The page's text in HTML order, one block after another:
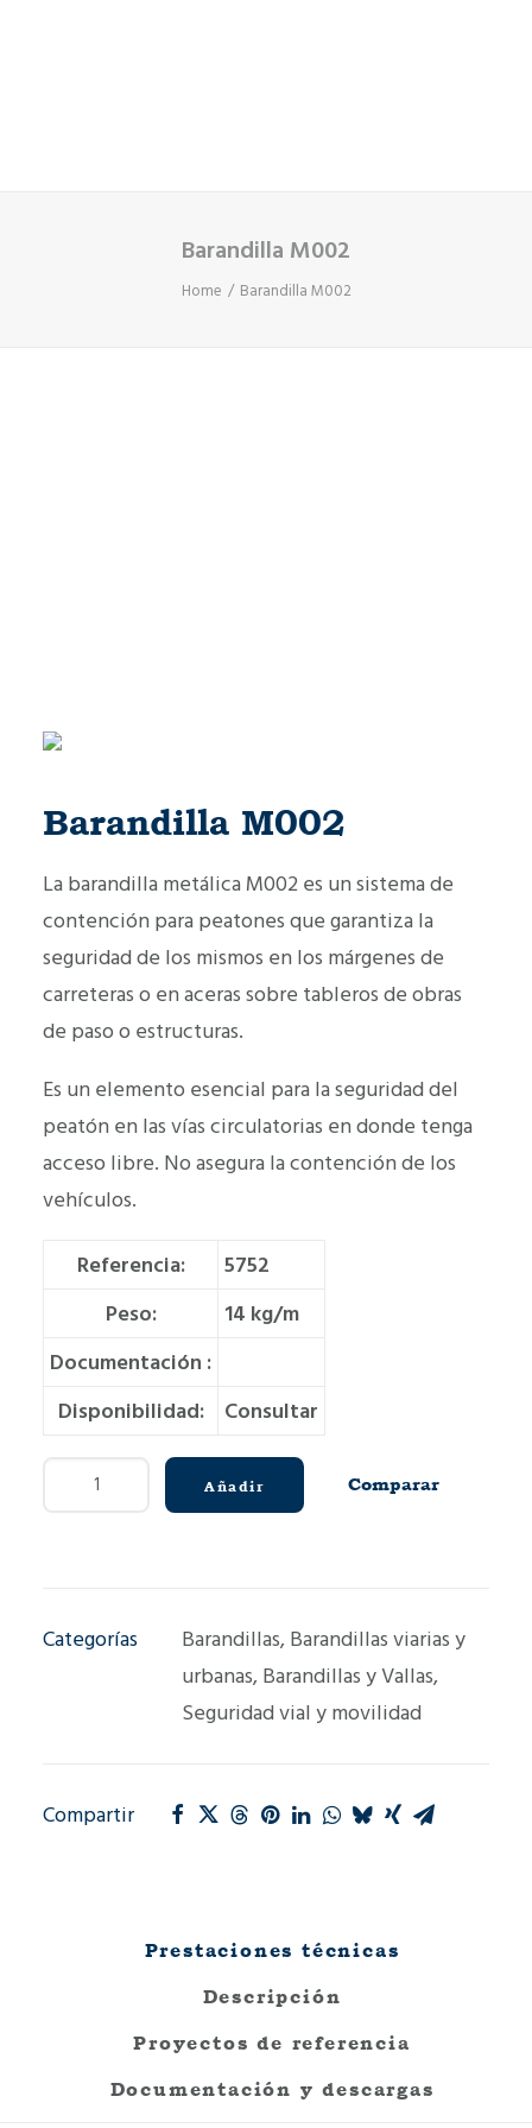
Barandilla M002
Home Barandilla M002
Barandilla M002
La barandilla metálica M002 es un sistema de
contención para peatones que garantiza la
seguridad de los mismos en los márgenes de
carreteras o en aceras sobre tableros de obras
de paso o estructuras.
Es un elemento esencial para la seguridad del
peatón en las vías circulatorias en donde tenga
acceso libre. No asegura la contención de los
vehículos.
Referencia:
5752
Peso:
14 kg/m
Documentación :
Disponibilidad:
Consultar
Barandilla
Añadir Comparar
Categorías Barandillas, Barandillas viarias y
urbanas, Barandillas y Vallas,
Seguridad vial y movilidad
Compartir
Prestaciones técnicas
Descripción
Proyectos de referencia
Documentación y descargas